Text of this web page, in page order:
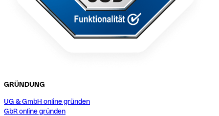
GRÜNDUNG
UG & GmbH online gründen
GbR online gründen